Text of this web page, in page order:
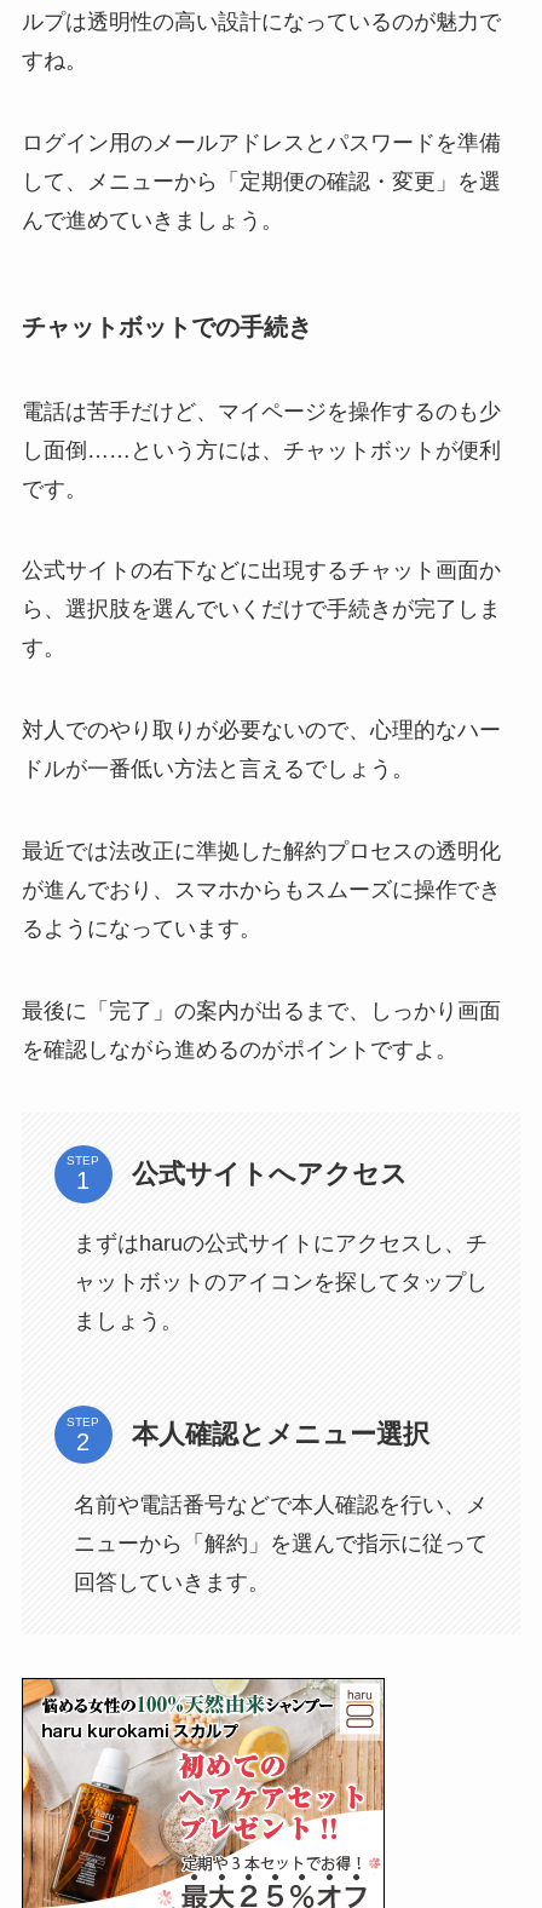
ルプは透明性の高い設計になっているのが魅力で
すね。
ログイン用のメールアドレスとパスワードを準備
して、メニューから「定期便の確認・変更」を選
んで進めていきましょう。
チャットボットでの手続き
電話は苦手だけど、マイページを操作するのも少
し面倒……という方には、チャットボットが便利
です。
公式サイトの右下などに出現するチャット画面か
ら、選択肢を選んでいくだけで手続きが完了しま
す。
対人でのやり取りが必要ないので、心理的なハー
ドルが一番低い方法と言えるでしょう。
最近では法改正に準拠した解約プロセスの透明化
が進んでおり、スマホからもスムーズに操作でき
るようになっています。
最後に「完了」の案内が出るまで、しっかり画面
を確認しながら進めるのがポイントですよ。
STEP 公式サイトへアクセス
まずはharuの公式サイトにアクセスし、チ
ャットボットのアイコンを探してタップし
ましょう。
STEP 本人確認とメニュー選択
名前や電話番号などで本人確認を行い、メ
ニューから「解約」を選んで指示に従って
回答していきます。